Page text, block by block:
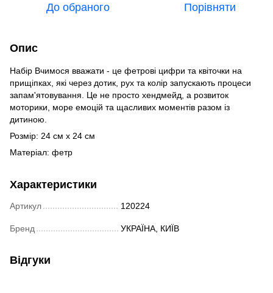
До обраного Порівняти
Опис
Набір Вчимося вважати - це фетрові цифри та квіточки на
прищіпках, які через дотик, рух та колір запускають процеси
запам'ятовування. Це не просто хендмейд, а розвиток
моторики, море емоцій та щасливих моментів разом із
дитиною.
Розмір: 24 см х 24 см
Матеріал: фетр
Характеристики
Артикул 120224
Бренд УКРАЇНА, КИЇВ
Відгуки